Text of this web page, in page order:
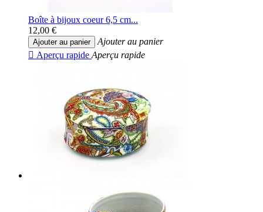
Boîte à bijoux coeur 6,5 cm...
12,00 €
Ajouter au panier
Ajouter au panier
 Aperçu rapide Aperçu rapide